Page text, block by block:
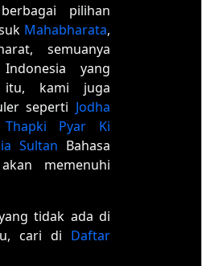
pilihan
Mahabharata,
semuanya
yang
itu, kami juga
seperti Jodha
Thapki Pyar Ki
Sultan Bahasa
memenuhi
tidak ada di
cari di Daftar